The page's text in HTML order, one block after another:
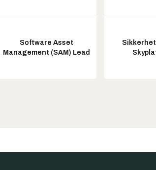
Software Asset
Management (SAM) Lead